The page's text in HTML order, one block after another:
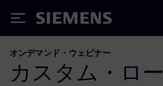
Siemens
オンデマンド・ウェビナー
カスタム・ロ